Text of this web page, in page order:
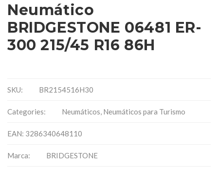
Neumático
BRIDGESTONE 06481 ER-
300 215/45 R16 86H
SKU: BR2154516H30
Categories: Neumáticos Neumáticos para Turismo
EAN: 3286340648110
Marca: BRIDGESTONE